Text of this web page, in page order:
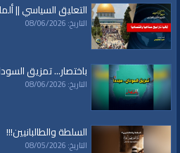
متفرقات
قنوات:
برامج الواقية
العلامات:#video
|
#subscribe
|
#youtube
إدلب|حزب التحرير|أورينت
النظام السوري|الجامعة العربية
التعليق السياسي ||
التاريخ: 08/06/2026
باختصار... تمزيق
التاريخ: 08/06/2026
السلطة والطالبانيين!!!
التاريخ: 08/05/2026